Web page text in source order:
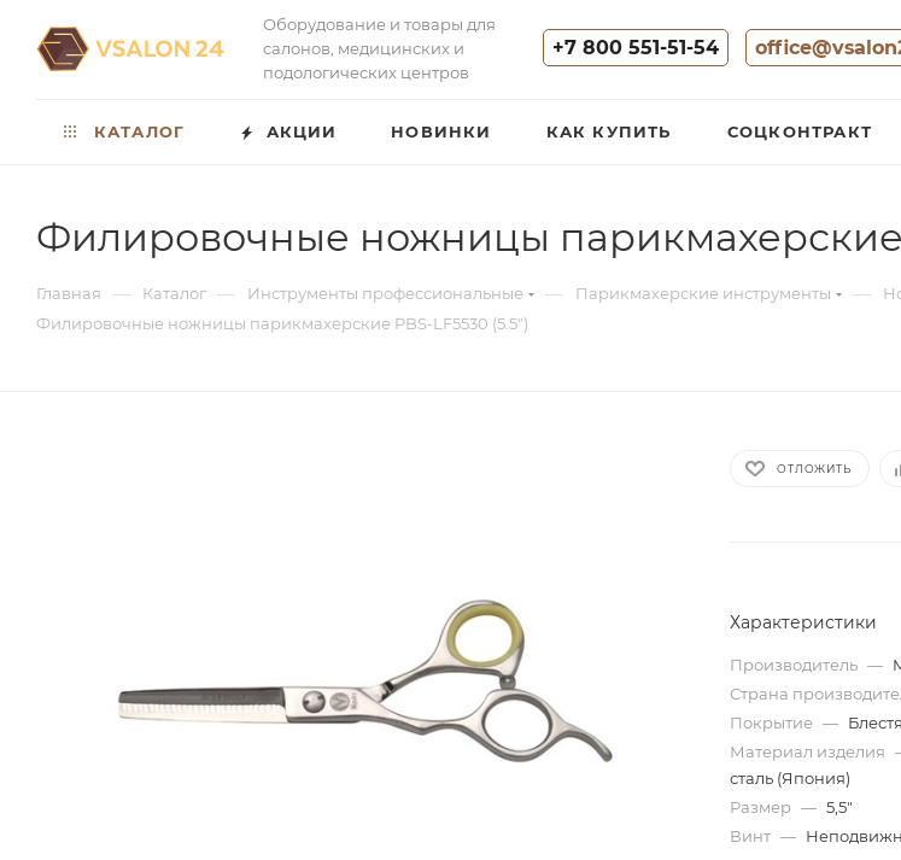
Оборудование и товары для
салонов, медицинских и
подологических центров
+7 800 551-51-54
КАТАЛОГ АКЦИИ НОВИНКИ КАК КУПИТЬ СОЦКОНТРАКТ
Филировочные ножницы парикмахерские
Главная — Каталог — Инструменты профессиональные — Парикмахерские инструменты —
Филировочные ножницы парикмахерские PBS-LF5530 (5.5")
ОТЛОЖИТЬ
Характеристики
Производитель —
Страна
Покрытие —
Материал изделия
сталь (Япония)
Размер — 5,5"
Винт —